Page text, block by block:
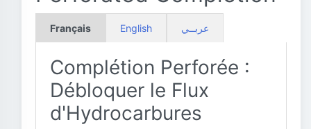
Français English عربــي
Complétion Perforée :
Débloquer le Flux
d'Hydrocarbures